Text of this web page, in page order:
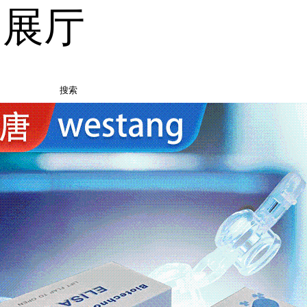
厅
搜索